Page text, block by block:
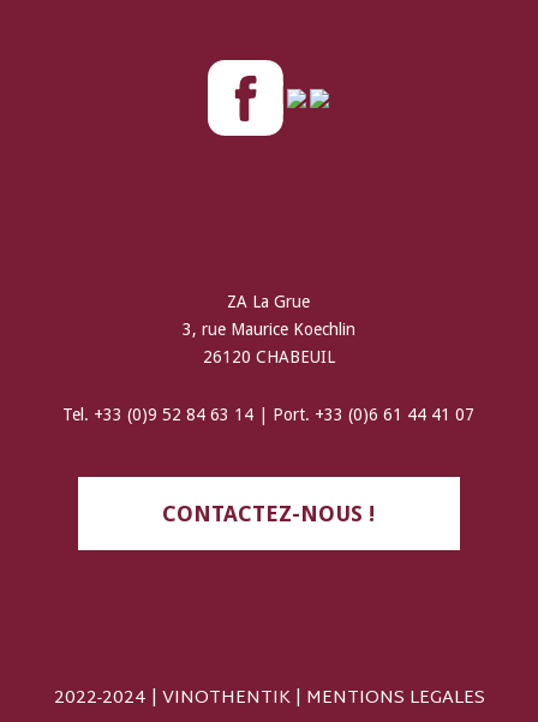
ZA La Grue
3, rue Maurice Koechlin
26120 CHABEUIL
Tel. +33 (0)9 52 84 63 14 | Port. +33 (0)6 61 44 41 07
CONTACTEZ-NOUS !
2022-2024 | VINOTHENTIK | MENTIONS LEGALES